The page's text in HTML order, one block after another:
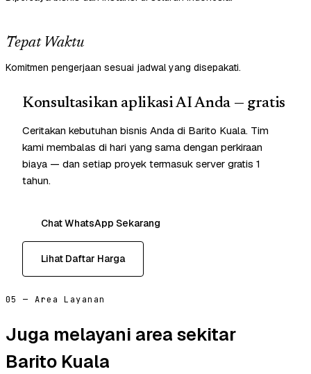
Tepat Waktu
Komitmen pengerjaan sesuai jadwal yang disepakati.
Konsultasikan aplikasi AI Anda — gratis
Ceritakan kebutuhan bisnis Anda di Barito Kuala. Tim
kami membalas di hari yang sama dengan perkiraan
biaya — dan setiap proyek termasuk server gratis 1
tahun.
Chat WhatsApp Sekarang
Lihat Daftar Harga
05 — Area Layanan
Juga melayani area sekitar
Barito Kuala